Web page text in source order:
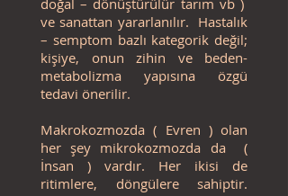
doğal – dönüştürülür tarım vb )
ve sanattan yararlanılır. Hastalık
– semptom bazlı kategorik değil;
kişiye, onun zihin ve beden-
metabolizma yapısına özgü
tedavi önerilir.
Makrokozmozda ( Evren ) olan
her şey mikrokozmozda da (
İnsan ) vardır. Her ikisi de
ritimlere, döngülere sahiptir.